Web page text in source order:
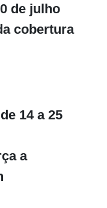
de julho
cobertura
14 a 25
a